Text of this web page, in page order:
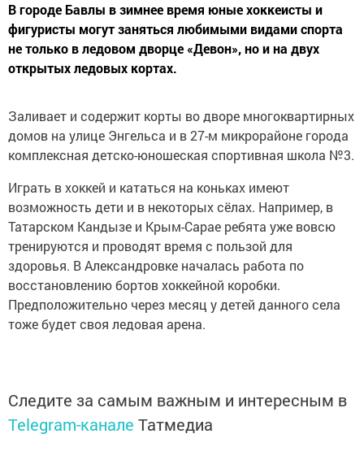
В городе Бавлы в зимнее время юные хоккеисты и
фигуристы могут заняться любимыми видами спорта
не только в ледовом дворце «Девон», но и на двух
открытых ледовых кортах.
Заливает и содержит корты во дворе многоквартирных
домов на улице Энгельса и в 27-м микрорайоне города
комплексная детско-юношеская спортивная школа №3.
Играть в хоккей и кататься на коньках имеют
возможность дети и в некоторых сёлах. Например, в
Татарском Кандызе и Крым-Сарае ребята уже вовсю
тренируются и проводят время с пользой для
здоровья. В Александровке началась работа по
восстановлению бортов хоккейной коробки.
Предположительно через месяц у детей данного села
тоже будет своя ледовая арена.
Следите за самым важным и интересным в
Telegram-канале Татмедиа